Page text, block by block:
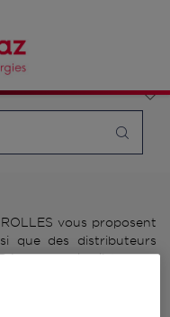
de vente (revendeur /
de gaz ou station GPL
vous proposent
que des distributeurs
la liste des
ou distributeurs de